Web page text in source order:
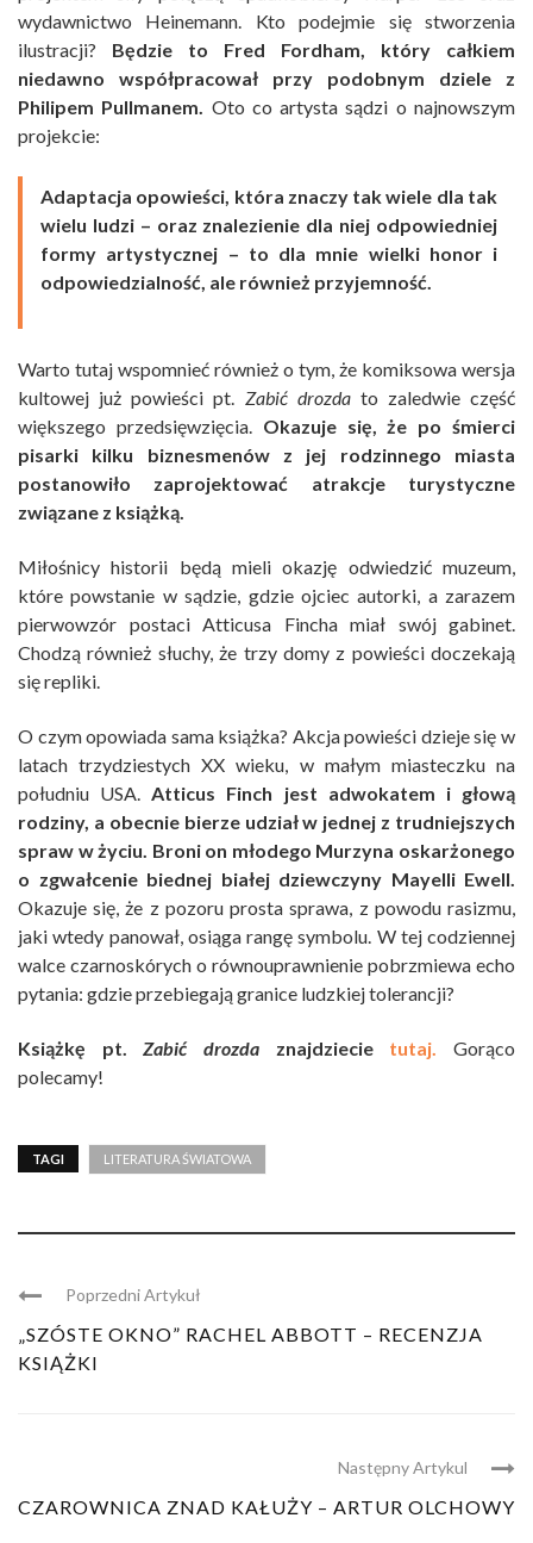
wydawnictwo Heinemann. Kto podejmie się stworzenia
ilustracji? Będzie to Fred Fordham, który całkiem
niedawno współpracował przy podobnym dziele z
Philipem Pullmanem. Oto co artysta sądzi o najnowszym
projekcie:
Adaptacja opowieści, która znaczy tak wiele dla tak
wielu ludzi – oraz znalezienie dla niej odpowiedniej
formy artystycznej – to dla mnie wielki honor i
odpowiedzialność, ale również przyjemność.
Warto tutaj wspomnieć również o tym, że komiksowa wersja
kultowej już powieści pt. Zabić drozdato zaledwie część
większego przedsięwzięcia. Okazuje się, że po śmierci
pisarki kilku biznesmenów z jej rodzinnego miasta
postanowiło zaprojektować atrakcje turystyczne
związane z książką.
Miłośnicy historii będą mieli okazję odwiedzić muzeum,
które powstanie w sądzie, gdzie ojciec autorki, a zarazem
pierwowzór postaci Atticusa Fincha miał swój gabinet.
Chodzą również słuchy, że trzy domy z powieści doczekają
się repliki.
O czym opowiada sama książka? Akcja powieści dzieje się w
latach trzydziestych XX wieku, w małym miasteczku na
południu USA.Atticus Finch jest adwokatem i głową
rodziny, a obecnie bierze udział w jednej z trudniejszych
spraw w życiu. Broni on młodego Murzyna oskarżonego
o zgwałcenie biednej białej dziewczyny Mayelli Ewell.
Okazuje się, że z pozoru prosta sprawa, z powodu rasizmu,
jaki wtedy panował, osiąga rangę symbolu. W tej codziennej
walce czarnoskórych o równouprawnienie pobrzmiewa echo
pytania: gdzie przebiegają granice ludzkiej tolerancji?
Książkę pt.Zabić drozda znajdziecie tutaj. Gorąco
polecamy!
TAGI LITERATURA ŚWIATOWA
Poprzedni Artykuł
„SZÓSTE OKNO” RACHEL ABBOTT – RECENZJA
KSIĄŻKI
Następny Artykul
CZAROWNICA ZNAD KAŁUŻY – ARTUR OLCHOWY